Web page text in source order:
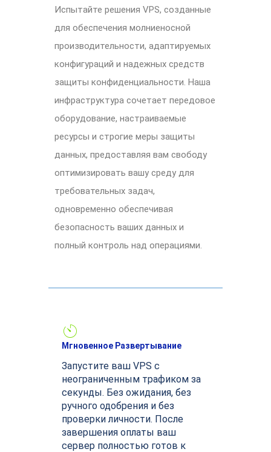
Испытайте решения VPS, созданные
для обеспечения молниеносной
производительности, адаптируемых
конфигураций и надежных средств
защиты конфиденциальности. Наша
инфраструктура сочетает передовое
оборудование, настраиваемые
ресурсы и строгие меры защиты
данных, предоставляя вам свободу
оптимизировать вашу среду для
требовательных задач,
одновременно обеспечивая
безопасность ваших данных и
полный контроль над операциями.
Мгновенное Развертывание
Запустите ваш VPS с
неограниченным трафиком за
секунды. Без ожидания, без
ручного одобрения и без
проверки личности. После
завершения оплаты ваш
сервер полностью готов к